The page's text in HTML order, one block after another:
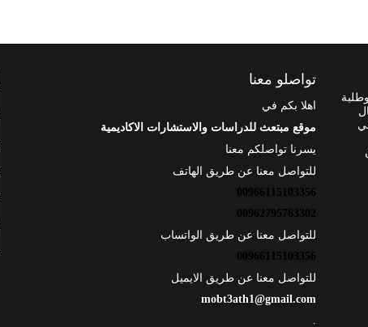
تواصلو معنا
اهلا بكم في
موقع مبتعث للدراسات والاستشارات الاكاديمية
يسرنا تواصلكم معنا
للتواصل معنا عن طريق الهاتف
00966115103356
00962795763302
للتواصل معنا عن طريق الواتساب
00966115103356
للتواصل معنا عن طريق الايميل
mobt3ath1@gmail.com